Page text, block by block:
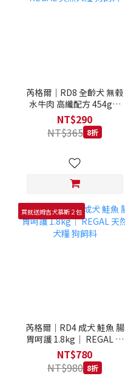
芮格爾｜RD8 全齡犬 無榖
水牛肉 高纖配方 454g｜
REGAL 天然犬糧 狗飼料
NT$290
NT$365 8折
買就送姆吉犬慕斯２包
芮格爾｜RD4 成犬 鮭魚 腸
胃呵護 1.8kg｜ REGAL 天
然犬糧 狗飼料
NT$780
NT$980 8折